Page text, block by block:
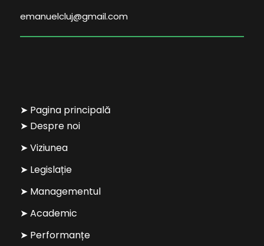
emanuelcluj@gmail.com
➤ Pagina principală
➤ Despre noi
➤ Viziunea
➤ Legislație
➤ Managementul
➤ Academic
➤ Performanțe